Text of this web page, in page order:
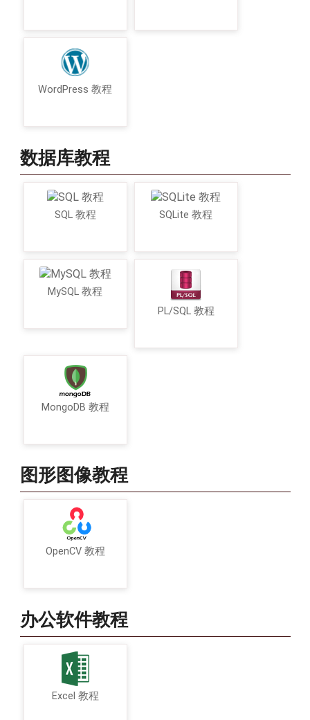
WordPress 教程
数据库教程
SQL 教程 SQLite 教程
MySQL 教程
PL/SQL 教程
MongoDB 教程
图形图像教程
OpenCV 教程
办公软件教程
Excel 教程